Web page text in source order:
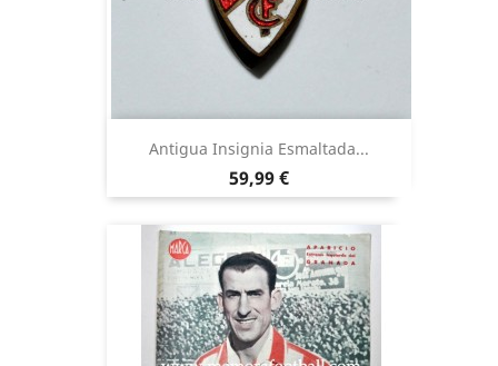
Antigua Insignia Esmaltada...
Precio
59,99 €